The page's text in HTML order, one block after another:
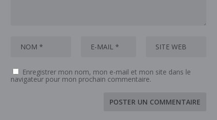
Enregistrer mon nom, mon e-mail et mon site dans le
navigateur pour mon prochain commentaire.